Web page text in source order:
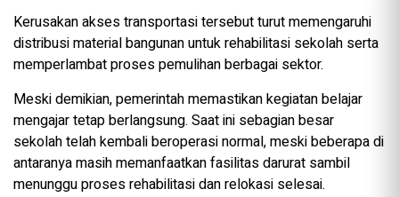
Kerusakan akses transportasi tersebut turut memengaruhi
distribusi material bangunan untuk rehabilitasi sekolah serta
memperlambat proses pemulihan berbagai sektor.
Meski demikian, pemerintah memastikan kegiatan belajar
mengajar tetap berlangsung. Saat ini sebagian besar
sekolah telah kembali beroperasi normal, meski beberapa di
antaranya masih memanfaatkan fasilitas darurat sambil
menunggu proses rehabilitasi dan relokasi selesai.